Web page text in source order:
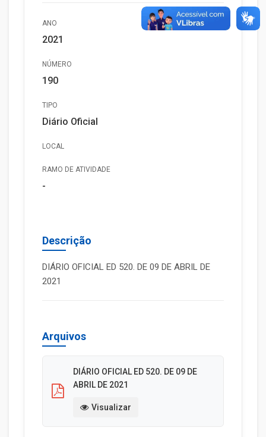
ANO
2021
NÚMERO
190
TIPO
Diário Oficial
LOCAL
RAMO DE ATIVIDADE
-
Descrição
DIÁRIO OFICIAL ED 520. DE 09 DE ABRIL DE
2021
Arquivos
DIÁRIO OFICIAL ED 520. DE 09 DE
ABRIL DE 2021
Visualizar